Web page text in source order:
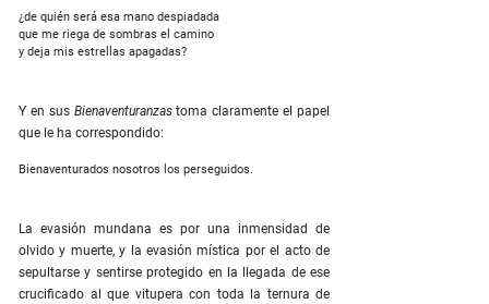
¿de quién será esa mano despiadada
que me riega de sombras el camino
y deja mis estrellas apagadas?
Y en sus Bienaventuranzastoma claramente el papel
que le ha correspondido:
Bienaventurados nosotros los perseguidos.
La evasión mundana es por una inmensidad de
olvido y muerte, y la evasión mística por el acto de
sepultarse y sentirse protegido en la llegada de ese
crucificado al que vitupera con toda la ternura de